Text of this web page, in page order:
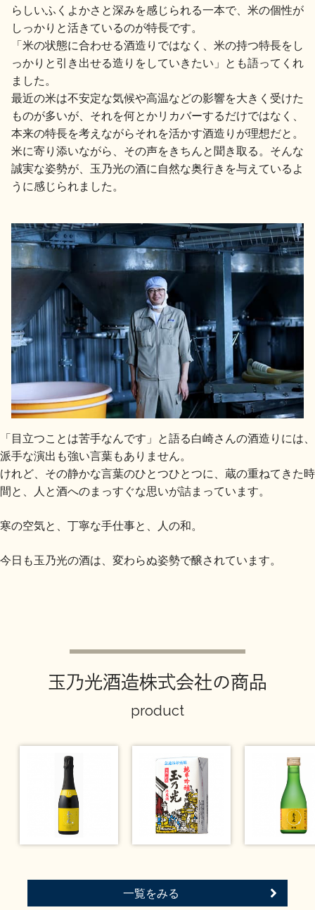
らしいふくよかさと深みを感じられる一本で、米の個性が
しっかりと活きているのが特長です。
「米の状態に合わせる酒造りではなく、米の持つ特長をし
っかりと引き出せる造りをしていきたい」とも語ってくれ
ました。
最近の米は不安定な気候や高温などの影響を大きく受けた
ものが多いが、それを何とかリカバーするだけではなく、
本来の特長を考えながらそれを活かす酒造りが理想だと。
米に寄り添いながら、その声をきちんと聞き取る。そんな
誠実な姿勢が、玉乃光の酒に自然な奥行きを与えているよ
うに感じられました。
「目立つことは苦手なんです」と語る白崎さんの酒造りには、
派手な演出も強い言葉もありません。
けれど、その静かな言葉のひとつひとつに、蔵の重ねてきた時
間と、人と酒へのまっすぐな思いが詰まっています。
寒の空気と、丁寧な手仕事と、人の和。
今日も玉乃光の酒は、変わらぬ姿勢で醸されています。
玉乃光酒造株式会社の商品
product
一覧をみる